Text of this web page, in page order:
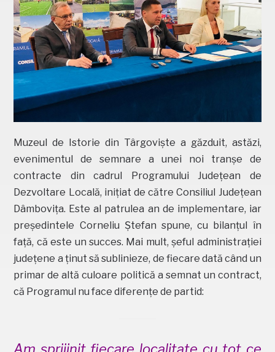
Muzeul de Istorie din Târgoviște a găzduit, astăzi,
evenimentul de semnare a unei noi tranșe de
contracte din cadrul Programului Județean de
Dezvoltare Locală, inițiat de către Consiliul Județean
Dâmbovița. Este al patrulea an de implementare, iar
președintele Corneliu Ștefan spune, cu bilanțul în
față, că este un succes. Mai mult, șeful administrației
județene a ținut să sublinieze, de fiecare dată când un
primar de altă culoare politică a semnat un contract,
că Programul nu face diferențe de partid: